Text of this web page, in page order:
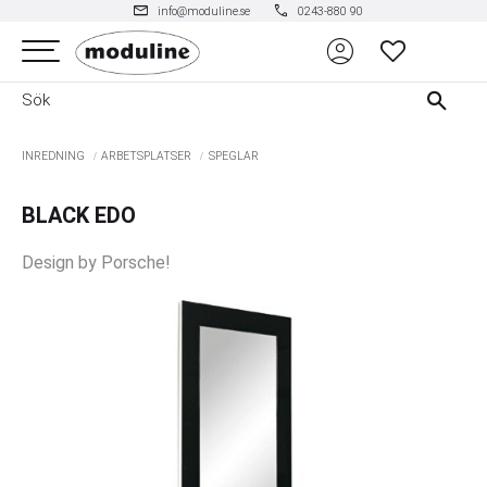
Meny
mail info@moduline.se phone 0243-880 90
account_circle FAVORITER
INREDNING ARBETSPLATSER SPEGLAR
BLACK EDO
Design by Porsche!